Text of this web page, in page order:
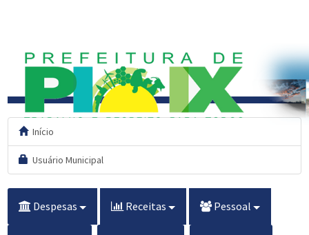
Início
Usuário Municipal
Despesas Receitas Pessoal